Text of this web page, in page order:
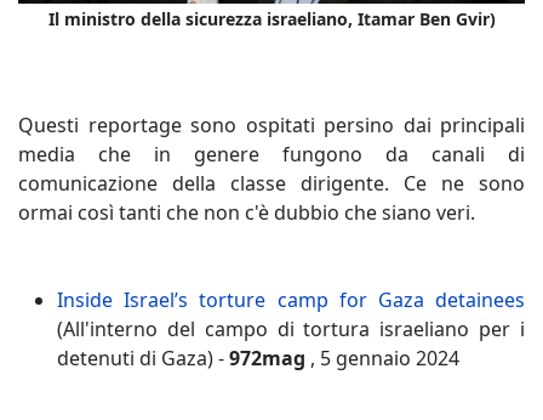
Il ministro della sicurezza israeliano, Itamar Ben Gvir)
Questi reportage sono ospitati persino dai principali
media che in genere fungono da canali di
comunicazione della classe dirigente. Ce ne sono
ormai così tanti che non c'è dubbio che siano veri.
Inside Israel’s torture camp for Gaza detainees
(All'interno del campo di tortura israeliano per i
detenuti di Gaza) -972mag , 5 gennaio 2024